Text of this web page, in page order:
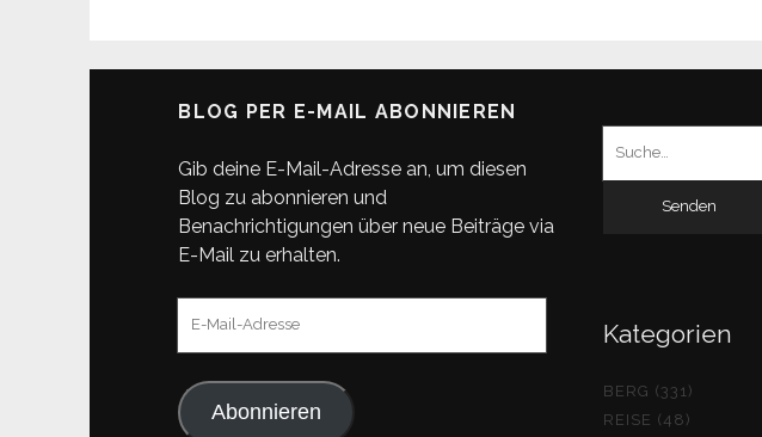
BLOG PER E-MAIL ABONNIEREN
Gib deine E-Mail-Adresse an, um diesen
Blog zu abonnieren und
Benachrichtigungen über neue Beiträge via
E-Mail zu erhalten.
Abonnieren
Kategorien
BERG (331)
REISE (48)